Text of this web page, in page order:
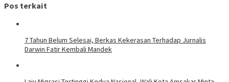
Pos terkait
7 Tahun Belum Selesai, Berkas Kekerasan Terhadap Jurnalis
Darwin Fatir Kembali Mandek